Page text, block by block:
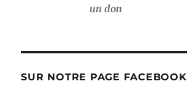
un don
SUR NOTRE PAGE FACEBOOK